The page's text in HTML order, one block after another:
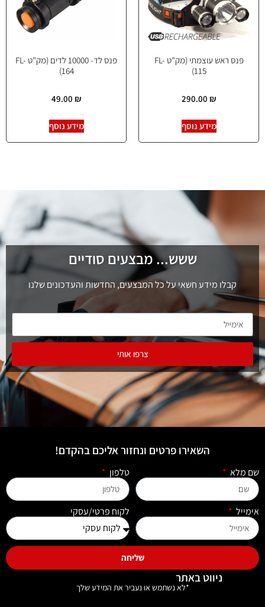
פנס ראש עוצמתי (מק"ט FL-
115)
290.00 ₪
מידע נוסף
פנס לד- 10000 לדים (מק"ט FL-
164)
49.00 ₪
מידע נוסף
ששש... מבצעים סודיים
קבלו מידע חשאי על כל המבצעים, החדשות והעדכונים שלנו
צרפו אותי
השאירו פרטים ונחזור אליכם בהקדם!
שם מלא טלפון
אימייל לקוח פרטי/עסקי
שליחה
*לא נשתמש או נעביר את המידע שלך
ניווט באתר